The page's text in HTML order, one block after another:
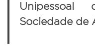
Sociedade de